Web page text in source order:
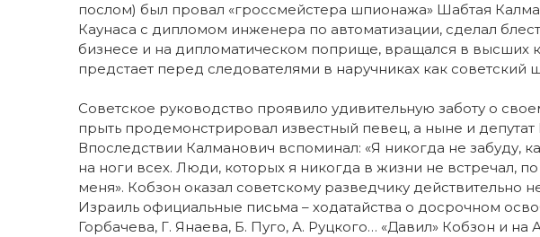
послом) был провал «гроссмейстера шпионажа» Шабтая
Каунаса с дипломом инженера по автоматизации, сделал
бизнесе и на дипломатическом поприще, вращался в высших
предстает перед следователями в наручниках как советский
Советское руководство проявило удивительную заботу о
прыть продемонстрировал известный певец, а ныне и
Впоследствии Калманович вспоминал: «Я никогда не забуду,
на ноги всех. Люди, которых я никогда в жизни не встречал,
меня». Кобзон оказал советскому разведчику действительно
Израиль официальные письма – ходатайства о досрочном
Горбачева, Г. Янаева, Б. Пуго, А. Руцкого… «Давил» Кобзон и